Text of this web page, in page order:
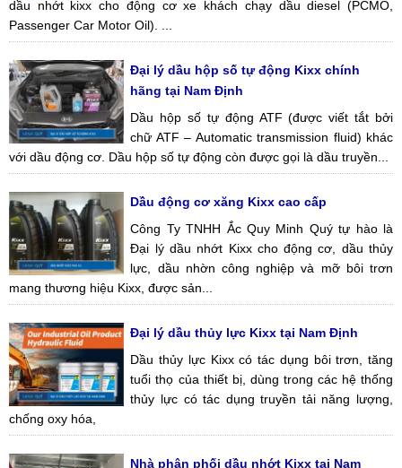
dầu nhớt kixx cho động cơ xe khách chạy dầu diesel (PCMO,
Passenger Car Motor Oil). ...
Đại lý dầu hộp số tự động Kixx chính
hãng tại Nam Định
Dầu hộp số tự động ATF (được viết tắt bởi
chữ ATF – Automatic transmission fluid) khác
với dầu động cơ. Dầu hộp số tự động còn được gọi là dầu truyền...
Dầu động cơ xăng Kixx cao cấp
Công Ty TNHH Ắc Quy Minh Quý tự hào là
Đại lý dầu nhớt Kixx cho động cơ, dầu thủy
lực, dầu nhờn công nghiệp và mỡ bôi trơn
mang thương hiệu Kixx, được sản...
Đại lý dầu thủy lực Kixx tại Nam Định
Dầu thủy lực Kixx có tác dụng bôi trơn, tăng
tuổi thọ của thiết bị, dùng trong các hệ thống
thủy lực có tác dụng truyền tải năng lượng,
chống oxy hóa,
Nhà phân phối dầu nhớt Kixx tại Nam